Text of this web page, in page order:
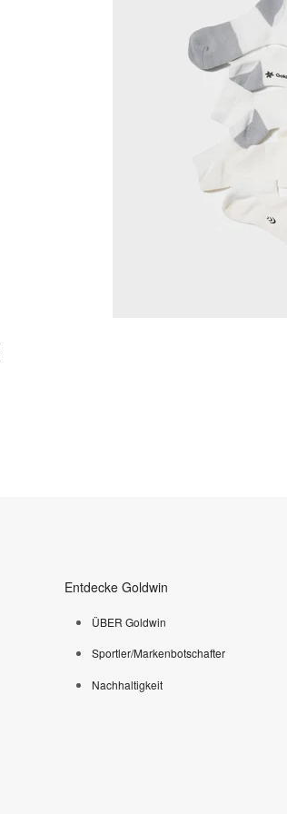
Entdecke Goldwin
ÜBER Goldwin
Sportler/Markenbotschafter
Nachhaltigkeit